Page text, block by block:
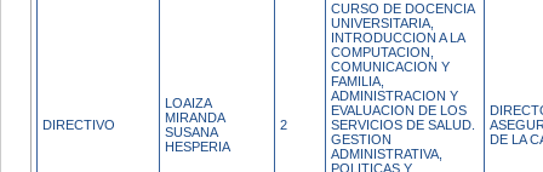
DIRECTIVO
LOAIZA
MIRANDA
SUSANA
HESPERIA
2
CURSO DE DOCENCIA
UNIVERSITARIA,
INTRODUCCION A LA
COMPUTACION,
COMUNICACION Y
FAMILIA,
ADMINISTRACION Y
EVALUACION DE LOS
SERVICIOS DE SALUD.
GESTION
ADMINISTRATIVA,
POLITICAS Y
DE LA